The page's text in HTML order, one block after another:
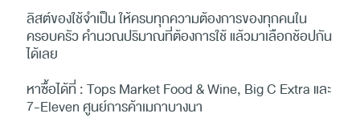
ลิสต์ของใช้จำเป็น ให้ครบทุกความต้องการของทุกคนใน
ครอบครัว คำนวณปริมาณที่ต้องการใช้ แล้วมาเลือกช้อปกัน
ได้เลย
หาซื้อได้ที่ : Tops Market Food & Wine, Big C Extra และ
7-Eleven ศูนย์การค้าเมกาบางนา